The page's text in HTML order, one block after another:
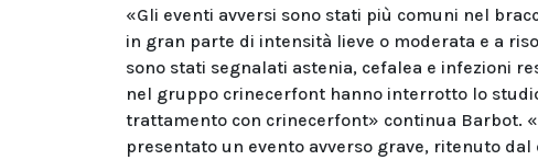
«Gli eventi avversi sono stati più comuni nel
in gran parte di intensità lieve o moderata e a
sono stati segnalati astenia, cefalea e infezioni
nel gruppo crinecerfont hanno interrotto lo
trattamento con crinecerfont» continua Barbot.
presentato un evento avverso grave, ritenuto